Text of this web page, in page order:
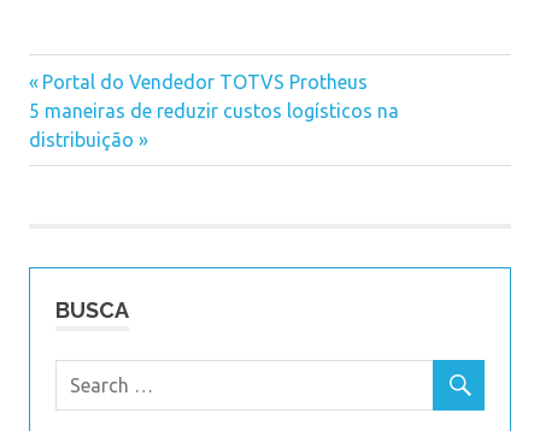
Navegação
de
Previous
Post:
Portal do Vendedor TOTVS Protheus
Next
Post:
5 maneiras de reduzir custos logísticos na
distribuição
BUSCA